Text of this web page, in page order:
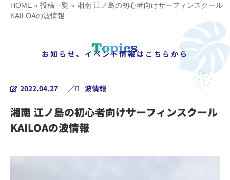
HOME » 投稿一覧 » 湘南 江ノ島の初心者向けサーフィンスクール
KAILOAの波情報
お知らせ、イベント情報はこちらから
2022.04.27 ／ 波情報
湘南 江ノ島の初心者向けサーフィンスクール
KAILOAの波情報